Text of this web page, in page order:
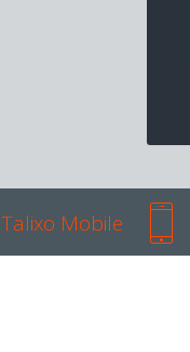
Talixo Mobile